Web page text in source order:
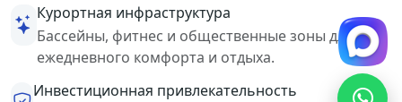
Курортная инфраструктура
Бассейны, фитнес и общественные зоны для
ежедневного комфорта и отдыха.
Инвестиционная привлекательность